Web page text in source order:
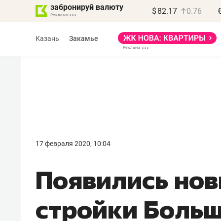
забронируй валюту $ 82.17 0.76
Казань Закамье
17 февраля 2020, 10:04
​Появились
стройки